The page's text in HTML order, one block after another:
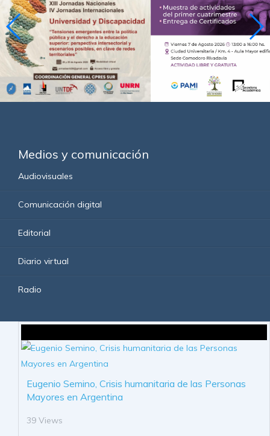
Medios y comunicación
Audiovisuales
Comunicación digital
Editorial
Diario virtual
Radio
Eugenio Semino, Crisis humanitaria de las Personas
Mayores en Argentina
39 Views